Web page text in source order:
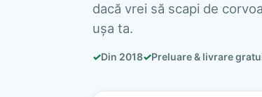
dacă vrei să scapi de
ușa ta.
✓Din 2018✓Preluare & livrare